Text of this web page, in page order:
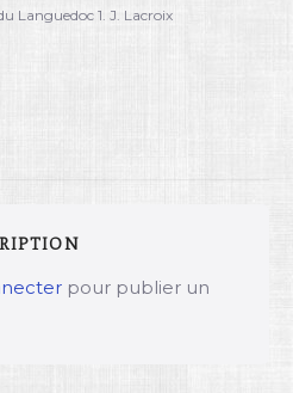
Languedoc 1. J. Lacroix
pour publier un